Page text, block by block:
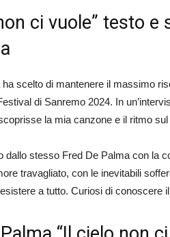
ci vuole” testo
scelto di mantenere il massimo
di Sanremo 2024. In
la mia canzone e il ritmo sul
dallo stesso Fred De Palma con la
travagliato, con le inevitabili
a tutto. Curiosi di conoscere